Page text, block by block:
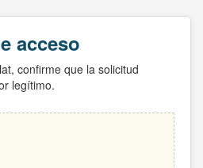
acceso
confirme que la solicitud
legítimo.